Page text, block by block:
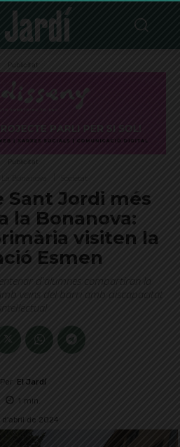
Publicitat
Publicitat
Sant Jordi més
la Bonanova:
visiten la
Esmen
d'alumnes compartiran la
veïns del barri amb discapacitat
intel·lectual
Per El Jardí
1 min.
d'abril de 2024